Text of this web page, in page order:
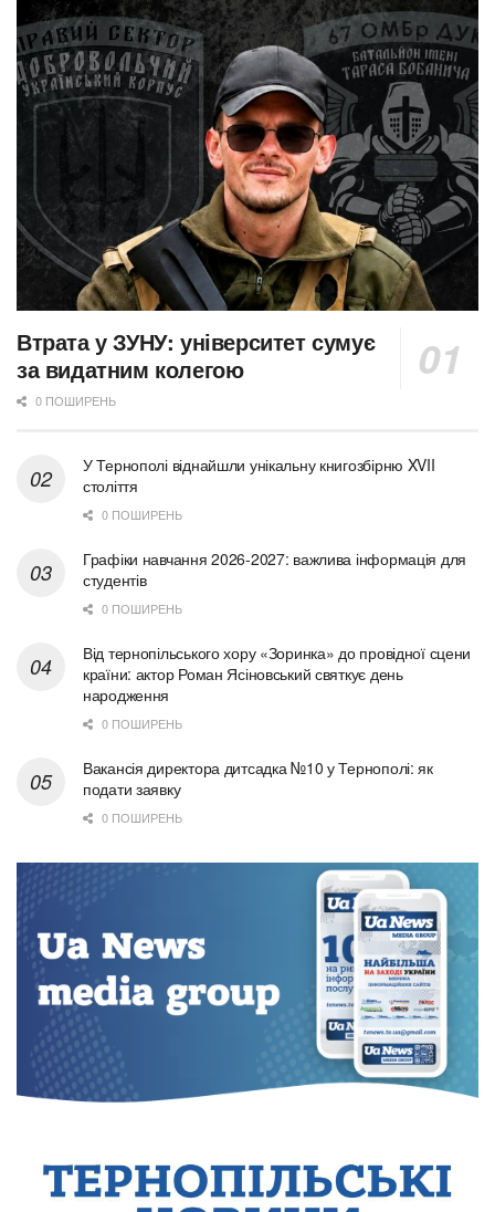
Втрата у ЗУНУ: університет сумує
за видатним колегою
0 ПОШИРЕНЬ
У Тернополі віднайшли унікальну книгозбірню XVII
століття
0 ПОШИРЕНЬ
Графіки навчання 2026-2027: важлива інформація для
студентів
0 ПОШИРЕНЬ
Від тернопільського хору «Зоринка» до провідної сцени
країни: актор Роман Ясіновський святкує день
народження
0 ПОШИРЕНЬ
Вакансія директора дитсадка №10 у Тернополі: як
подати заявку
0 ПОШИРЕНЬ